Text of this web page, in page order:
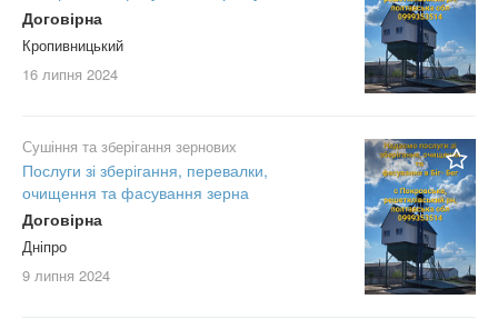
Договірна
Кропивницький
16 липня 2024
Сушіння та зберігання зернових
Послуги зі зберігання, перевалки,
очищення та фасування зерна
Договірна
Дніпро
9 липня 2024